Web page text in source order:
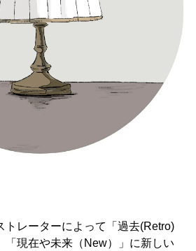
トレーターによって「過去(Retro)
「現在や未来（New）」に新しい